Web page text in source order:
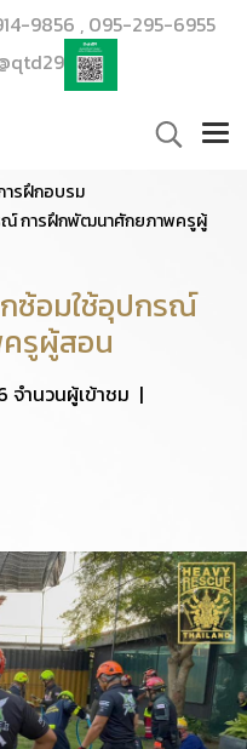
9856 , 095-295-6955
ารฝึกอบรม
ณ์ การฝึกพัฒนาศักยภาพครูผู้
ซ้อมใช้อุปกรณ์
รูผู้สอน
จำนวนผู้เข้าชม |